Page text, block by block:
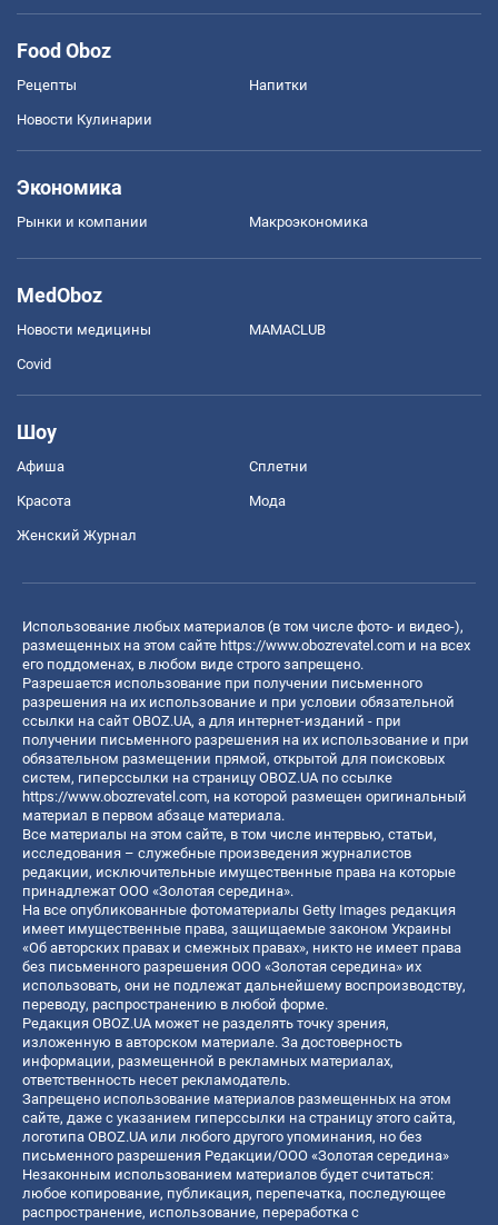
Food Oboz
Рецепты Напитки
Новости Кулинарии
Экономика
Рынки и компании Mакроэкономика
MedOboz
Новости медицины MAMACLUB
Covid
Шоу
Афиша Сплетни
Красота Мода
Женский Журнал
Использование любых материалов (в том числе фото- и видео-),
размещенных на этом сайте https://www.obozrevatel.com и на всех
его поддоменах, в любом виде строго запрещено.
Разрешается использование при получении письменного
разрешения на их использование и при условии обязательной
ссылки на сайт OBOZ.UA, а для интернет-изданий - при
получении письменного разрешения на их использование и при
обязательном размещении прямой, открытой для поисковых
систем, гиперссылки на страницу OBOZ.UA по ссылке
https://www.obozrevatel.com, на которой размещен оригинальный
материал в первом абзаце материала.
Все материалы на этом сайте, в том числе интервью, статьи,
исследования – служебные произведения журналистов
редакции, исключительные имущественные права на которые
принадлежат ООО «Золотая середина».
На все опубликованные фотоматериалы Getty Images редакция
имеет имущественные права, защищаемые законом Украины
«Об авторских правах и смежных правах», никто не имеет права
без письменного разрешения ООО «Золотая середина» их
использовать, они не подлежат дальнейшему воспроизводству,
переводу, распространению в любой форме.
Редакция OBOZ.UA может не разделять точку зрения,
изложенную в авторском материале. За достоверность
информации, размещенной в рекламных материалах,
ответственность несет рекламодатель.
Запрещено использование материалов размещенных на этом
сайте, даже с указанием гиперссылки на страницу этого сайта,
логотипа OBOZ.UA или любого другого упоминания, но без
письменного разрешения Редакции/ООО «Золотая середина»
Незаконным использованием материалов будет считаться:
любое копирование, публикация, перепечатка, последующее
распространение, использование, переработка с